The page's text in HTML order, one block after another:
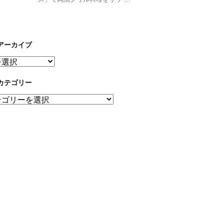
ーカイブ
テゴリー